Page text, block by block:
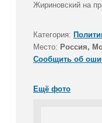
Жириновский на
Категория:
Место: Россия,
Сообщить об
Ещё фото